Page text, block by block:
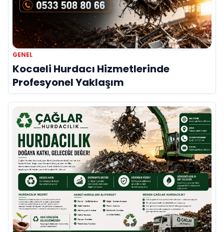
GENEL
Kocaeli Hurdacı Hizmetlerinde
Profesyonel Yaklaşım